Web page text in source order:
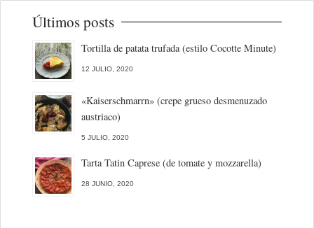
Últimos posts
Tortilla de patata trufada (estilo Cocotte Minute)
12 JULIO, 2020
«Kaiserschmarrn» (crepe grueso desmenuzado
austriaco)
5 JULIO, 2020
Tarta Tatin Caprese (de tomate y mozzarella)
28 JUNIO, 2020